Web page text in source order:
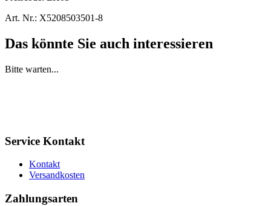
Art. Nr.: X5208503501-8
Das könnte Sie auch interessieren
Bitte warten...
Service Kontakt
Kontakt
Versandkosten
Zahlungsarten